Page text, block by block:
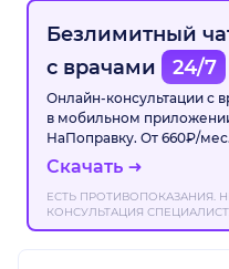
Безлимитный
с врачами
24/7
Онлайн-консультации с
в мобильном
НаПоправку. От 660₽/мес.
Скачать
ЕСТЬ ПРОТИВОПОКАЗАНИЯ.
КОНСУЛЬТАЦИЯ